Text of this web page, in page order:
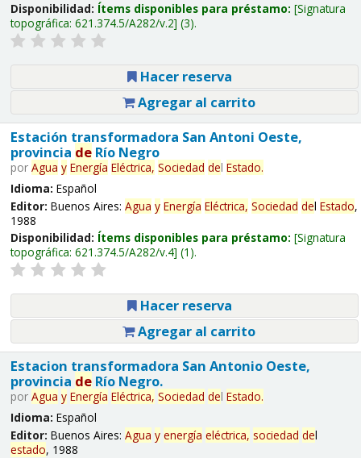
Disponibilidad: Ítems disponibles para préstamo: Signatura
topográfica: 621.374.5/A282/v.2 (3).
Hacer reserva
Agregar al carrito
Estación transformadora San Antoni Oeste,
provincia deRío Negro
por Agua y Energía Eléctrica, Sociedad del Estado.
Idioma: Español
Editor: Buenos Aires: Agua y Energía Eléctrica, Sociedad del Estado,
1988
Disponibilidad: Ítems disponibles para préstamo: Signatura
topográfica: 621.374.5/A282/v.4 (1).
Hacer reserva
Agregar al carrito
Estacion transformadora San Antonio Oeste,
provincia deRío Negro.
por Agua y Energía Eléctrica, Sociedad del Estado.
Idioma: Español
Editor: Buenos Aires: Agua y energía eléctrica, sociedad del
estado, 1988